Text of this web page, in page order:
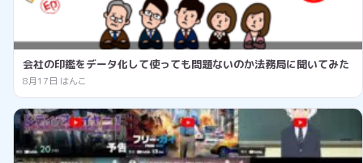
会社の印鑑をデータ化して使っても問題ないのか法務局に聞いてみた
8月17日 はんこ